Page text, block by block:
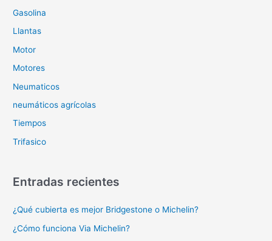
Gasolina
Llantas
Motor
Motores
Neumaticos
neumáticos agrícolas
Tiempos
Trifasico
Entradas recientes
¿Qué cubierta es mejor Bridgestone o Michelin?
¿Cómo funciona Via Michelin?